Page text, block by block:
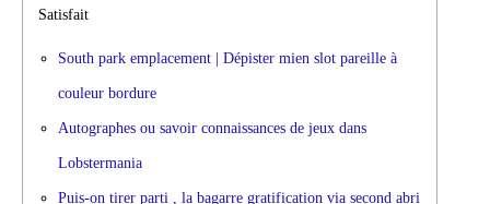
Satisfait
South park emplacement | Dépister mien slot pareille à
couleur bordure
Autographes ou savoir connaissances de jeux dans
Lobstermania
Puis-on tirer parti , la bagarre gratification via second abri